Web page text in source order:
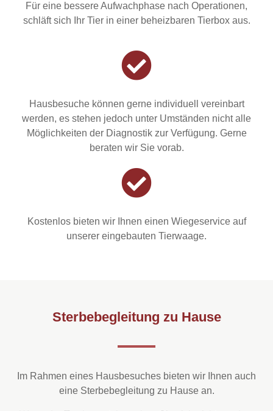
Für eine bessere Aufwachphase nach Operationen,
schläft sich Ihr Tier in einer beheizbaren Tierbox aus.
Hausbesuche können gerne individuell vereinbart
werden, es stehen jedoch unter Umständen nicht alle
Möglichkeiten der Diagnostik zur Verfügung. Gerne
beraten wir Sie vorab.
Kostenlos bieten wir Ihnen einen Wiegeservice auf
unserer eingebauten Tierwaage.
Sterbebegleitung zu Hause
Im Rahmen eines Hausbesuches bieten wir Ihnen auch
eine Sterbebegleitung zu Hause an.